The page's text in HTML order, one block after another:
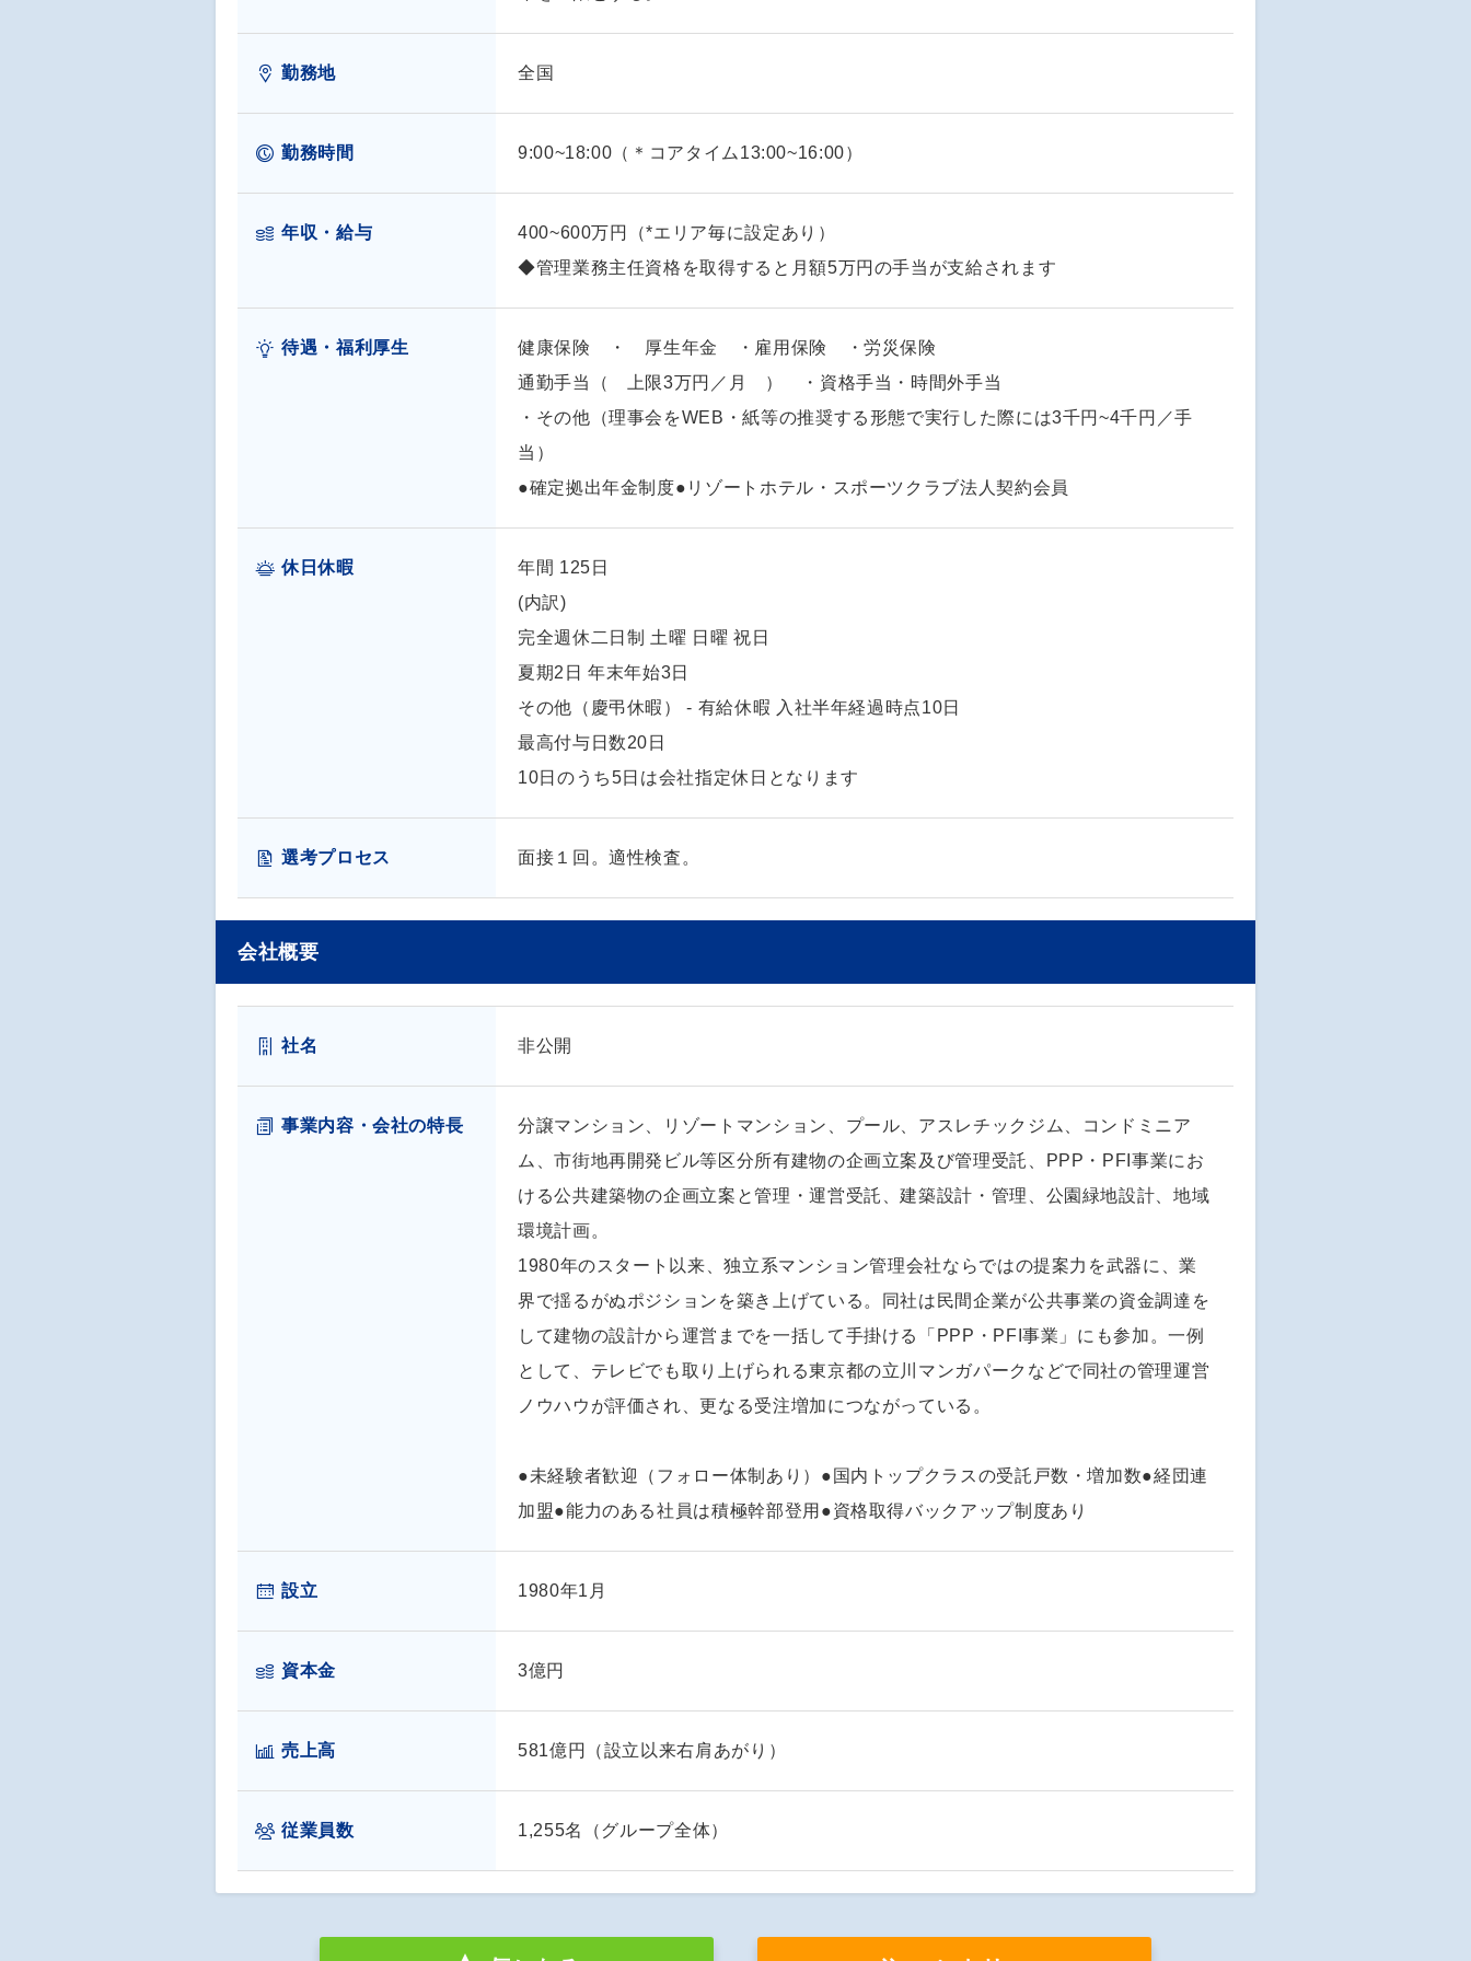
勤務地 全国
勤務時間 9:00~18:00（＊コアタイム13:00~16:00）
年収・給与
400~600万円（*エリア毎に設定あり）
◆管理業務主任資格を取得すると月額5万円の手当が支給されます
待遇・福利厚生
健康保険 ・ 厚生年金 ・雇用保険 ・労災保険
通勤手当（ 上限3万円／月 ） ・資格手当・時間外手当
・その他（理事会をWEB・紙等の推奨する形態で実行した際には3千円~4千円／手
当）
●確定拠出年金制度●リゾートホテル・スポーツクラブ法人契約会員
休日休暇
年間 125日
(内訳)
完全週休二日制 土曜 日曜 祝日
夏期2日 年末年始3日
その他（慶弔休暇） - 有給休暇 入社半年経過時点10日
最高付与日数20日
10日のうち5日は会社指定休日となります
選考プロセス 面接１回。適性検査。
会社概要
社名 非公開
事業内容・会社の特長
分譲マンション、リゾートマンション、プール、アスレチックジム、コンドミニア
ム、市街地再開発ビル等区分所有建物の企画立案及び管理受託、PPP・PFI事業にお
ける公共建築物の企画立案と管理・運営受託、建築設計・管理、公園緑地設計、地域
環境計画。
1980年のスタート以来、独立系マンション管理会社ならではの提案力を武器に、業
界で揺るがぬポジションを築き上げている。同社は民間企業が公共事業の資金調達を
して建物の設計から運営までを一括して手掛ける「PPP・PFI事業」にも参加。一例
として、テレビでも取り上げられる東京都の立川マンガパークなどで同社の管理運営
ノウハウが評価され、更なる受注増加につながっている。
●未経験者歓迎（フォロー体制あり）●国内トップクラスの受託戸数・増加数●経団連
加盟●能力のある社員は積極幹部登用●資格取得バックアップ制度あり
設立 1980年1月
資本金 3億円
売上高 581億円（設立以来右肩あがり）
従業員数 1,255名（グループ全体）